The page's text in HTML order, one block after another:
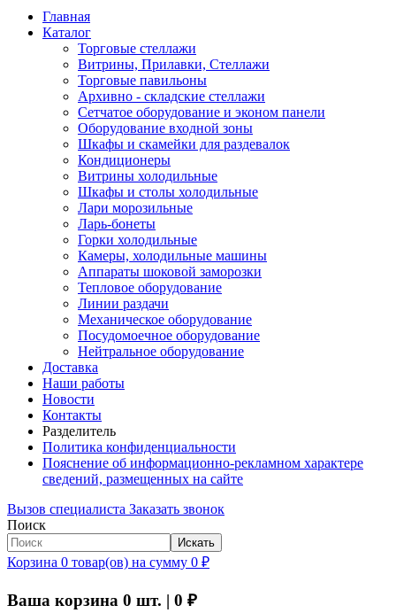
Главная
Каталог
Торговые стеллажи
Витрины, Прилавки, Стеллажи
Торговые павильоны
Архивно - складские стеллажи
Сетчатое оборудование и эконом панели
Оборудование входной зоны
Шкафы и скамейки для раздевалок
Кондиционеры
Витрины холодильные
Шкафы и столы холодильные
Лари морозильные
Ларь-бонеты
Горки холодильные
Камеры, холодильные машины
Аппараты шоковой заморозки
Тепловое оборудование
Линии раздачи
Механическое оборудование
Посудомоечное оборудование
Нейтральное оборудование
Доставка
Наши работы
Новости
Контакты
Разделитель
Политика конфиденциальности
Пояснение об информационно-рекламном характере
сведений, размещенных на сайте
Вызов специалиста Заказать звонок
Поиск
Искать
Корзина 0 товар(ов) на сумму 0 ₽
Ваша корзина 0 шт. | 0 ₽